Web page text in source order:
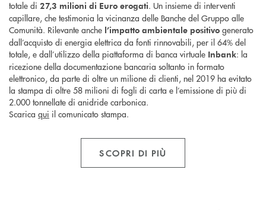
totale di 27,3 milioni di Euro erogati. Un insieme di interventi
capillare, che testimonia la vicinanza delle Banche del Gruppo alle
Comunità. Rilevante anche l’impatto ambientale positivo generato
dall’acquisto di energia elettrica da fonti rinnovabili, per il 64% del
totale, e dall’utilizzo della piattaforma di banca virtuale Inbank: la
ricezione della documentazione bancaria soltanto in formato
elettronico, da parte di oltre un milione di clienti, nel 2019 ha evitato
la stampa di oltre 58 milioni di fogli di carta e l’emissione di più di
2.000 tonnellate di anidride carbonica.
Scarica qui il comunicato stampa.
SCOPRI DI PIÙ